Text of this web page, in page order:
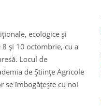
ecologice şi
şi 10 octombrie, cu a
Locul de
de Ştiinţe Agricole
se îmbogăţeşte cu noi